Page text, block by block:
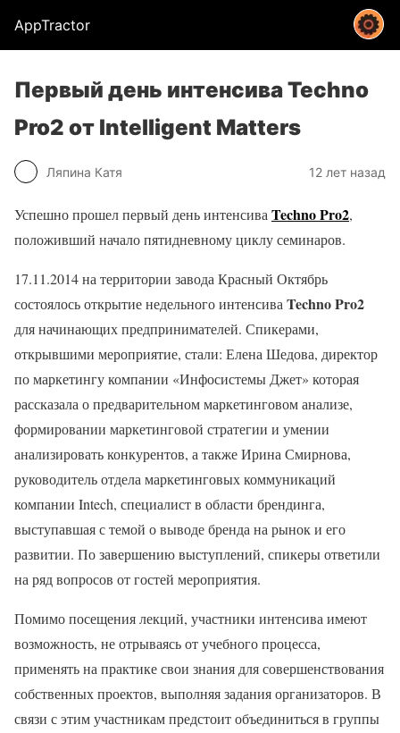
AppTractor
Первый день интенсива Techno
Pro2 от Intelligent Matters
Ляпина Катя 12 лет назад
Успешно прошел первый день интенсива Techno Pro2,
положивший начало пятидневному циклу семинаров.
17.11.2014 на территории завода Красный Октябрь
состоялось открытие недельного интенсива Techno Pro2
для начинающих предпринимателей. Спикерами,
открывшими мероприятие, стали: Елена Шедова, директор
по маркетингу компании «Инфосистемы Джет» которая
рассказала о предварительном маркетинговом анализе,
формировании маркетинговой стратегии и умении
анализировать конкурентов, а также Ирина Смирнова,
руководитель отдела маркетинговых коммуникаций
компании Intech, специалист в области брендинга,
выступавшая с темой о выводе бренда на рынок и его
развитии. По завершению выступлений, спикеры ответили
на ряд вопросов от гостей мероприятия.
Помимо посещения лекций, участники интенсива имеют
возможность, не отрываясь от учебного процесса,
применять на практике свои знания для совершенствования
собственных проектов, выполняя задания организаторов. В
связи с этим участникам предстоит объединиться в группы